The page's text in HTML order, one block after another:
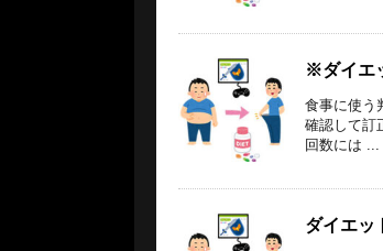
※ダイエ
食事に使う
確認して訂
回数には ...
ダイエッ